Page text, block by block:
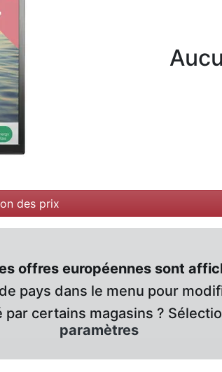
des prix
offres européennes sont
pays dans le menu pour
certains magasins ?
paramètres